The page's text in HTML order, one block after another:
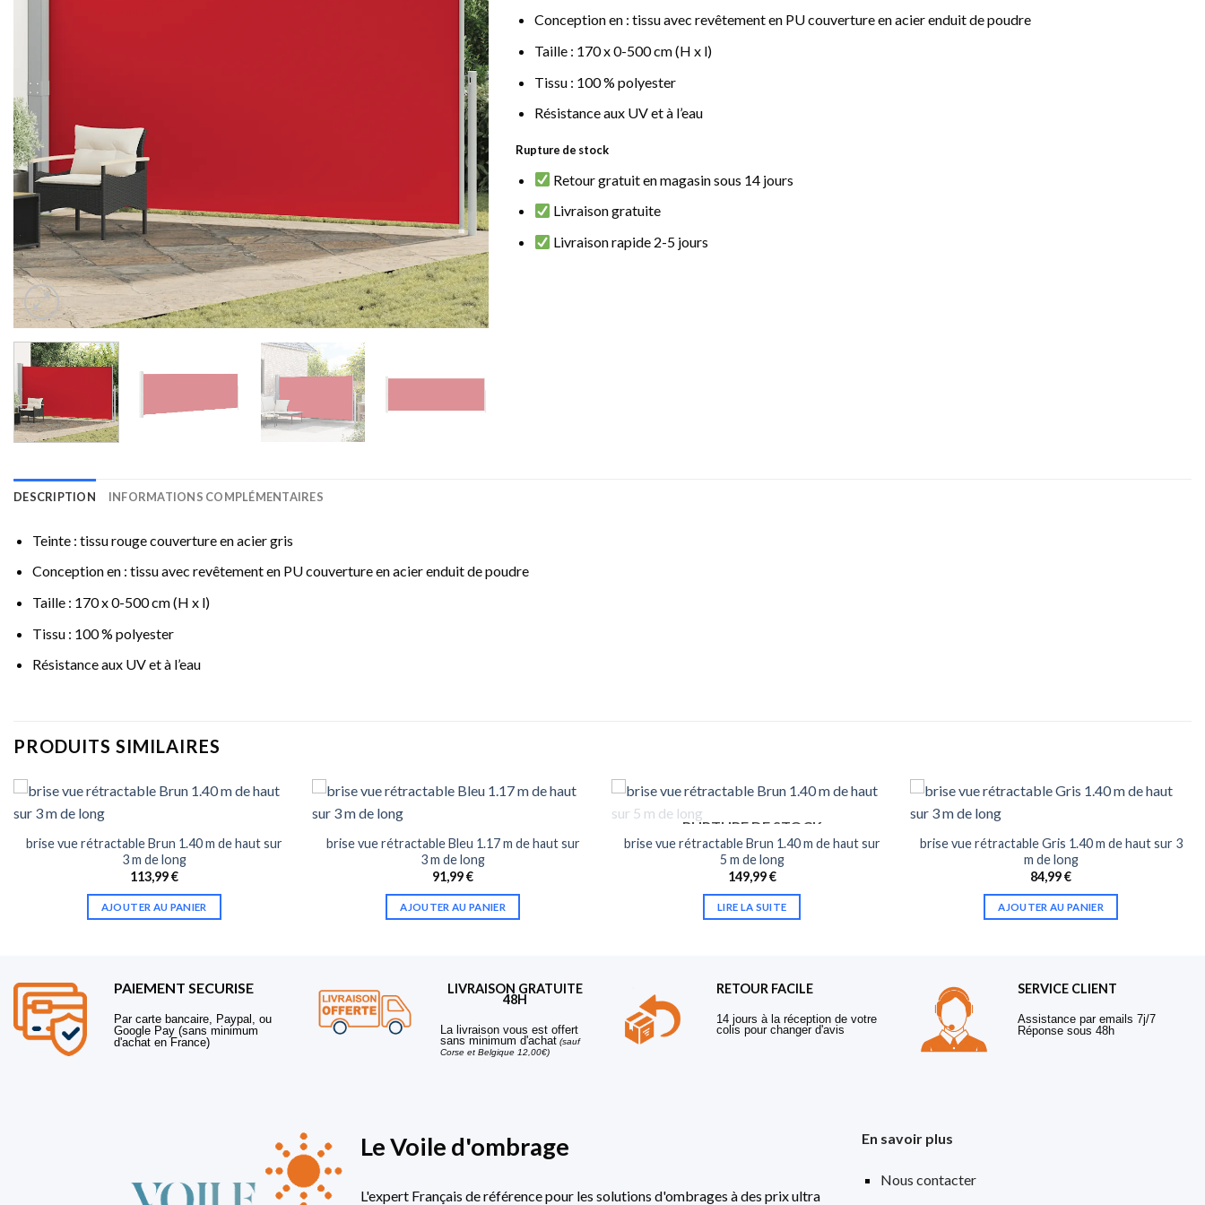
Conception en : tissu avec revêtement en PU couverture en acier enduit de poudre
Taille : 170 x 0-500 cm (H x l)
Tissu : 100 % polyester
Résistance aux UV et à l’eau
Rupture de stock
Retour gratuit en magasin sous 14 jours
Livraison gratuite
Livraison rapide 2-5 jours
DESCRIPTION INFORMATIONS COMPLÉMENTAIRES
Teinte : tissu rouge couverture en acier gris
Conception en : tissu avec revêtement en PU couverture en acier enduit de poudre
Taille : 170 x 0-500 cm (H x l)
Tissu : 100 % polyester
Résistance aux UV et à l’eau
PRODUITS SIMILAIRES
brise vue rétractable Brun 1.40 m de haut sur
3 m de long
113,99€
AJOUTER AU PANIER
brise vue rétractable Bleu 1.17 m de haut sur
3 m de long
91,99€
AJOUTER AU PANIER
RUPTURE DE STOCK
brise vue rétractable Brun 1.40 m de haut sur
5 m de long
149,99€
LIRE LA SUITE
brise vue rétractable Gris 1.40 m de haut sur 3
m de long
84,99€
AJOUTER AU PANIER
PAIEMENT SECURISE
Par carte bancaire, Paypal, ou
Google Pay (sans minimum
d'achat en France)
LIVRAISON GRATUITE
48H
La livraison vous est offert
sans minimum d'achat (sauf
Corse et Belgique 12,00€)
RETOUR FACILE
14 jours à la réception de votre
colis pour changer d'avis
SERVICE CLIENT
Assistance par emails 7j/7
Réponse sous 48h
Le Voile d'ombrage
L'expert Français de référence pour les solutions d'ombrages à des prix ultra
En savoir plus
Nous contacter